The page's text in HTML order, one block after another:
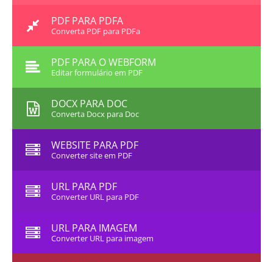
PDF PARA PDFA
Converta PDF para PDFa
PDF PARA O WEBFORM
Editar formulário em PDF
DOCX PARA DOC
Converta Docx para Doc
WEBSITE PARA PDF
Converter site em PDF
URL PARA PDF
Converter URL para PDF
URL PARA IMAGEM
Converter URL para imagem